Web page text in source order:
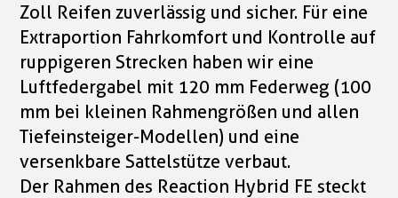
Zoll Reifen zuverlässig und sicher. Für eine
Extraportion Fahrkomfort und Kontrolle auf
ruppigeren Strecken haben wir eine
Luftfedergabel mit 120 mm Federweg (100
mm bei kleinen Rahmengrößen und allen
Tiefeinsteiger-Modellen) und eine
versenkbare Sattelstütze verbaut.
Der Rahmen des Reaction Hybrid FE steckt